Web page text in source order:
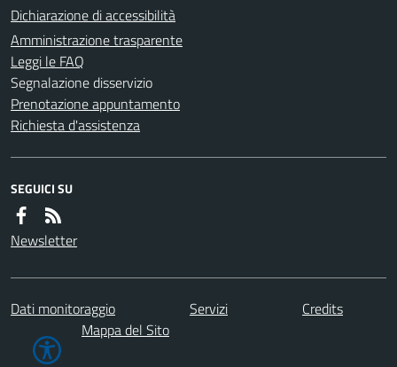
Dichiarazione di accessibilità
Amministrazione trasparente
Leggi le FAQ
Segnalazione disservizio
Prenotazione appuntamento
Richiesta d'assistenza
SEGUICI SU
Newsletter
Dati monitoraggio Servizi
Credits
Mappa del Sito